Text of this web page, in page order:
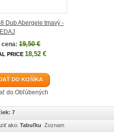
Dub Abergele tmavý -
cena: 19,50 €
PRICE 18,52 €
DO KOŠÍKA
do Obľúbených
7
ako: Tabuľku Zoznam